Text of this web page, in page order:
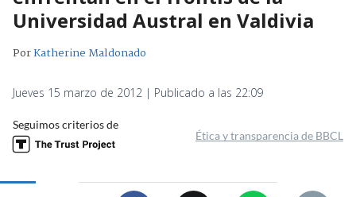
Universidad Austral en Valdivia
PorKatherine Maldonado
Jueves 15 marzo de 2012 | Publicado a las 22:09
Seguimos criterios de
Ética y transparencia de BBCL